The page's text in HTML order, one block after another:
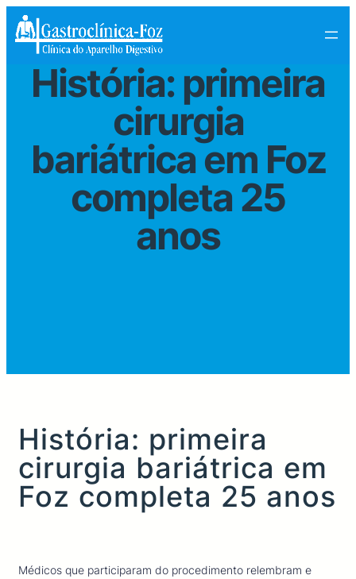
História: primeira
cirurgia
bariátrica em Foz
completa 25
anos
História: primeira
cirurgia bariátrica em
Foz completa 25 anos
Médicos que participaram do procedimento relembram e